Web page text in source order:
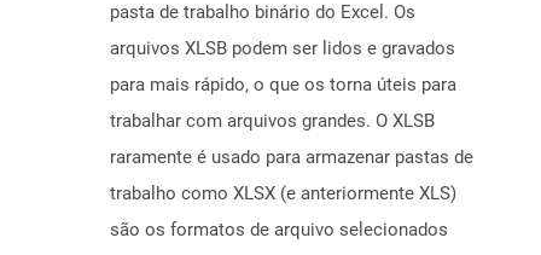
pasta de trabalho binário do Excel. Os
arquivos XLSB podem ser lidos e gravados
para mais rápido, o que os torna úteis para
trabalhar com arquivos grandes. O XLSB
raramente é usado para armazenar pastas de
trabalho como XLSX (e anteriormente XLS)
são os formatos de arquivo selecionados